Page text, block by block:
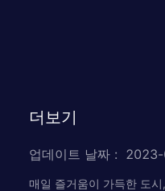
더보기
업데이트 날짜 :
매일 즐거움이 가득한 도